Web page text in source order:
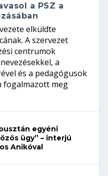
a PSZ a
elküldte
A szervezet
centrumok
a
és a pedagógusok
fogalmazott meg
egyéni
ügy” – interjú
Anikóval